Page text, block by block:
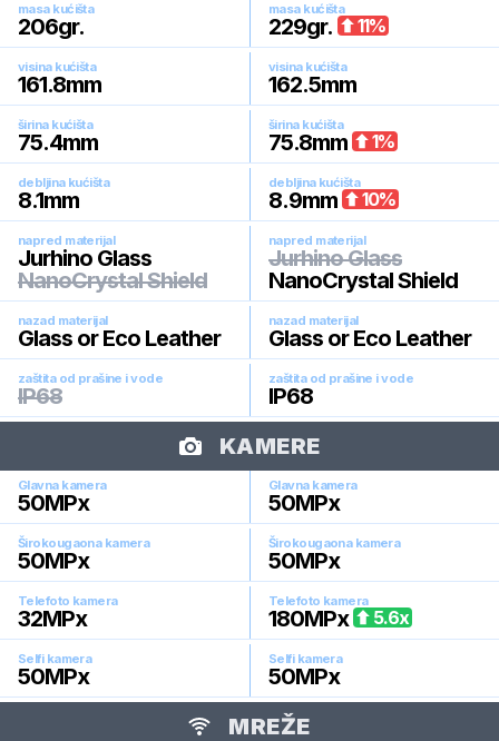
masa kućišta
206gr.
masa kućišta
229gr. 11%
visina kućišta
161.8mm
visina kućišta
162.5mm
širina kućišta
75.4mm
širina kućišta
75.8mm 1%
debljina kućišta
8.1mm
debljina kućišta
8.9mm 10%
napred materijal
Jurhino Glass
NanoCrystal Shield
napred materijal
Jurhino Glass
NanoCrystal Shield
nazad materijal
Glass or Eco Leather
nazad materijal
Glass or Eco Leather
zaštita od prašine i vode
IP68
zaštita od prašine i vode
IP68
KAMERE
Glavna kamera
50MPx
Glavna kamera
50MPx
Širokougaona kamera
50MPx
Širokougaona kamera
50MPx
Telefoto kamera
32MPx
Telefoto kamera
180MPx 5.6x
Selfi kamera
50MPx
Selfi kamera
50MPx
MREŽE